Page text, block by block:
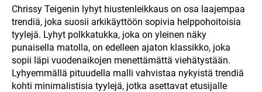
Chrissy Teigenin lyhyt hiustenleikkaus on osa laajempaa
trendiä, joka suosii arkikäyttöön sopivia helppohoitoisia
tyylejä. Lyhyt polkkatukka, joka on yleinen näky
punaisella matolla, on edelleen ajaton klassikko, joka
sopii läpi vuodenaikojen menettämättä viehätystään.
Lyhyemmällä pituudella malli vahvistaa nykyistä trendiä
kohti minimalistisia tyylejä, jotka asettavat etusijalle